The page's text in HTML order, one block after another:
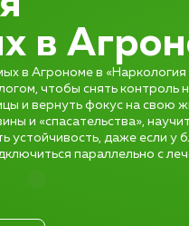
в
в Агрономе в
чтобы снять контроль
и вернуть фокус на свою
и «спасательства»,
устойчивость, даже если у
параллельно с